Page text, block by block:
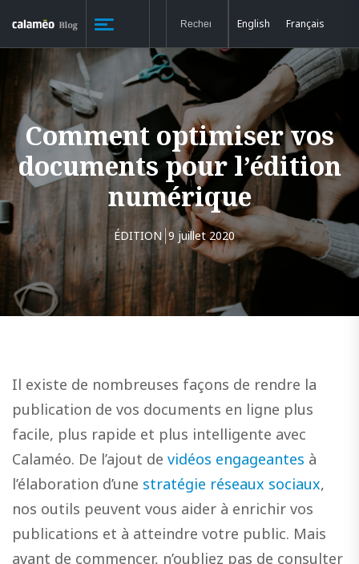
English Français
Comment optimiser vos
documents pour l’édition
numérique
ÉDITION 9 juillet 2020
Il existe de nombreuses façons de rendre la
publication de vos documents en ligne plus
facile, plus rapide et plus intelligente avec
Calaméo. De l’ajout de vidéos engageantes à
l’élaboration d’une stratégie réseaux sociaux,
nos outils peuvent vous aider à enrichir vos
publications et à atteindre votre public. Mais
avant de commencer, n’oubliez pas de consulter